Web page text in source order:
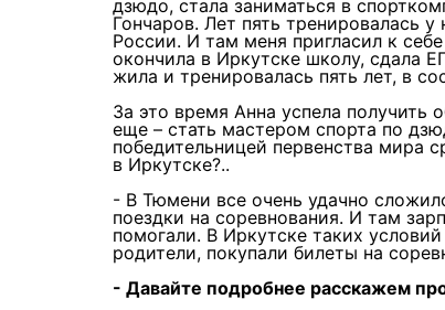
дзюдо, стала заниматься в
Гончаров. Лет пять тренировалась
России. И там меня пригласил к
окончила в Иркутске школу, сдала
жила и тренировалась пять лет, в
За это время Анна успела получить
еще – стать мастером спорта по
победительницей первенства мира
в Иркутске?..
- В Тюмени все очень удачно
поездки на соревнования. И там
помогали. В Иркутске таких
родители, покупали билеты на
- Давайте подробнее расскажем